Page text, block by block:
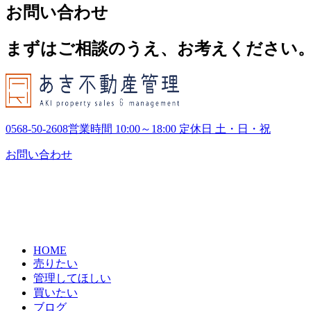
カ
イ
ブ
お問い合わせ
まずはご相談のうえ、お考えください。
0568-50-2608営業時間 10:00～18:00 定休日 土・日・祝
お問い合わせ
HOME
売りたい
管理してほしい
買いたい
ブログ